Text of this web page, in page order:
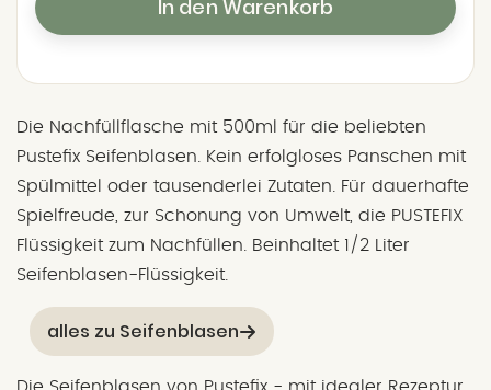
In den Warenkorb
Die Nachfüllflasche mit 500ml für die beliebten
Pustefix Seifenblasen. Kein erfolgloses Panschen mit
Spülmittel oder tausenderlei Zutaten. Für dauerhafte
Spielfreude, zur Schonung von Umwelt, die PUSTEFIX
Flüssigkeit zum Nachfüllen. Beinhaltet 1/2 Liter
Seifenblasen-Flüssigkeit.
alles zu Seifenblasen